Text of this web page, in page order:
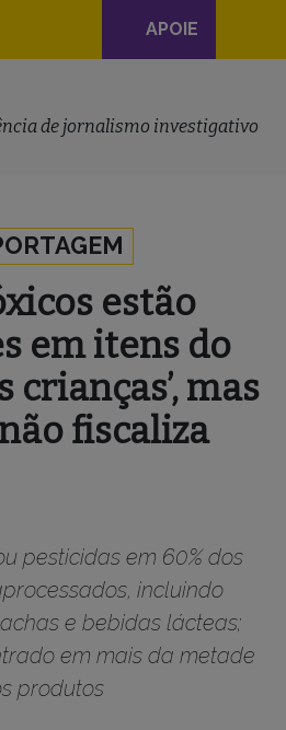
Navegação
principal
APOIE
de jornalismo investigativo
estão
em itens do
crianças’, mas
fiscaliza
pesticidas em 60% dos
incluindo
e bebidas lácteas;
em mais da metade
produtos